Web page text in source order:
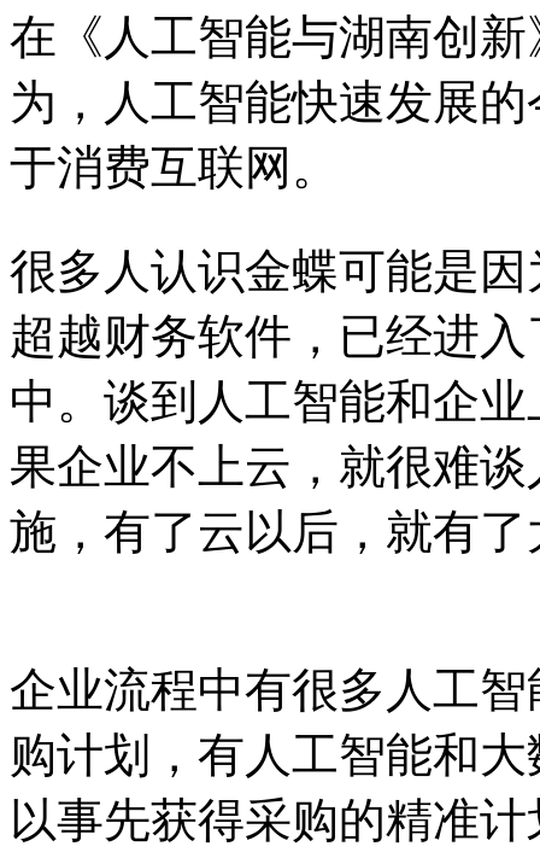
在《人工智能与湖南创
为，人工智能快速发展
于消费互联网。
很多人认识金蝶可能是
超越财务软件，已经进
中。谈到人工智能和企
果企业不上云，就很难
施，有了云以后，就有
企业流程中有很多人工
购计划，有人工智能和
以事先获得采购的精准